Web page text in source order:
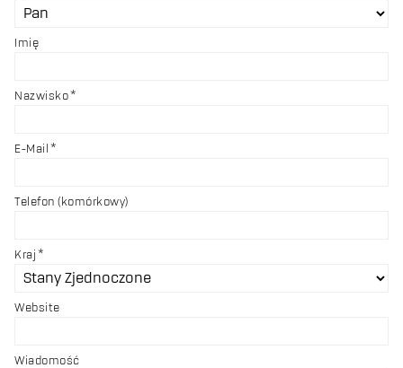
Imię
Nazwisko
E-Mail
Telefon (komórkowy)
Kraj
Website
Wiadomość